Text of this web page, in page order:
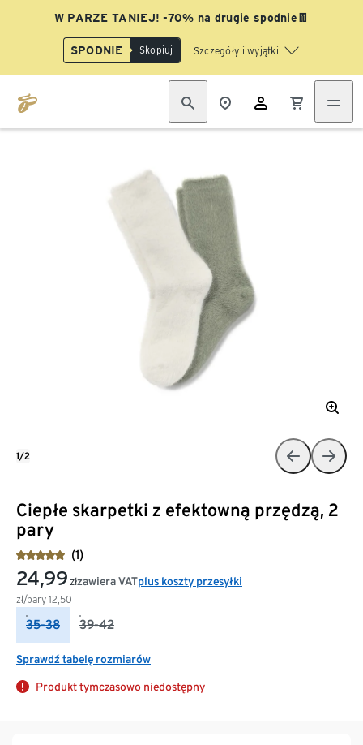
W PARZE TANIEJ! -70% na drugie spodnie👖
SPODNIE Skopiuj Szczegóły i wyjątki
Ciepłe skarpetki z efektowną przędzą, 2
pary
(1)
24,99 zł
zł/pary 12,50
zawiera VATplus koszty przesyłki
35-38 39-42
Sprawdź tabelę rozmiarów
Produkt tymczasowo niedostępny
1/2